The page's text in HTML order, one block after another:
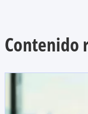
Contenido